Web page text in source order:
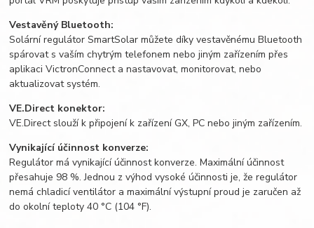
Vestavěný Bluetooth:
Solární regulátor SmartSolar můžete díky vestavěnému Bluetooth
spárovat s vaším chytrým telefonem nebo jiným zařízením přes
aplikaci VictronConnect a nastavovat, monitorovat, nebo
aktualizovat systém.
VE.Direct konektor:
VE.Direct slouží k připojení k zařízení GX, PC nebo jiným zařízením.
Vynikající účinnost konverze:
Regulátor má vynikající účinnost konverze. Maximální účinnost
přesahuje 98 %. Jednou z výhod vysoké účinnosti je, že regulátor
nemá chladicí ventilátor a maximální výstupní proud je zaručen až
do okolní teploty 40 °C (104 °F).